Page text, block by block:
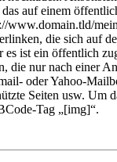
auf einem
www.domain.tld/
die sich auf
es ist ein öffentlich
die nur nach einer
oder Yahoo-
Seiten usw. Um
Tag „[img]“.